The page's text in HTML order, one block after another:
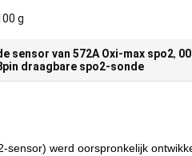
g
sensor van 572A Oxi-max spo2,
draagbare spo2-sonde
sensor) werd oorspronkelijk